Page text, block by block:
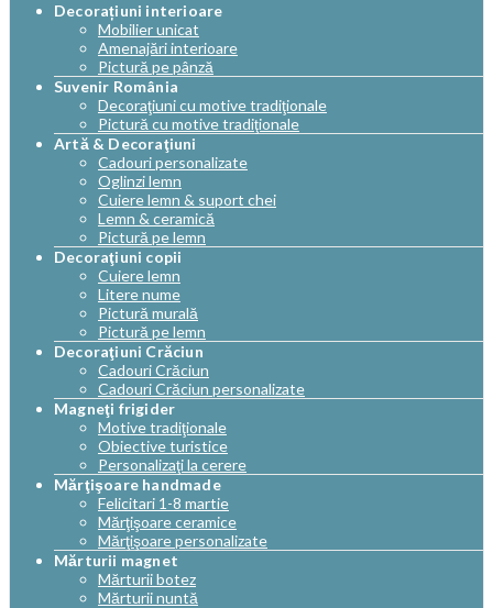
Decorațiuni interioare
Mobilier unicat
Amenajări interioare
Pictură pe pânză
Suvenir România
Decoraţiuni cu motive tradiţionale
Pictură cu motive tradiţionale
Artă & Decoraţiuni
Cadouri personalizate
Oglinzi lemn
Cuiere lemn & suport chei
Lemn & ceramică
Pictură pe lemn
Decoraţiuni copii
Cuiere lemn
Litere nume
Pictură murală
Pictură pe lemn
Decoraţiuni Crăciun
Cadouri Crăciun
Cadouri Crăciun personalizate
Magneţi frigider
Motive tradiţionale
Obiective turistice
Personalizaţi la cerere
Mărţişoare handmade
Felicitari 1-8 martie
Mărţişoare ceramice
Mărţişoare personalizate
Mărturii magnet
Mărturii botez
Mărturii nuntă